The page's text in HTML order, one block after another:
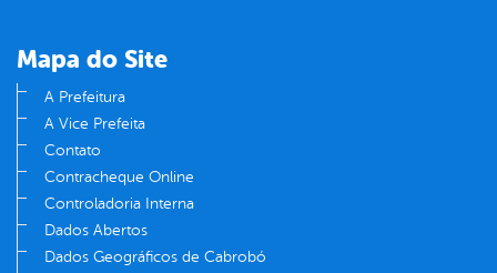
Mapa do Site
A Prefeitura
A Vice Prefeita
Contato
Contracheque Online
Controladoria Interna
Dados Abertos
Dados Geográficos de Cabrobó